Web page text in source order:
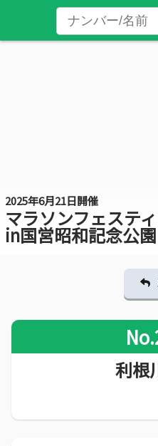
2025年6月21日開催
マラソンフェステ
in国営昭和記念公園
利根